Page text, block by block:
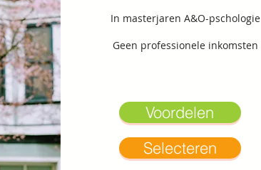
In masterjaren A&O-pschologie
Geen professionele inkomsten
Voordelen
Selecteren